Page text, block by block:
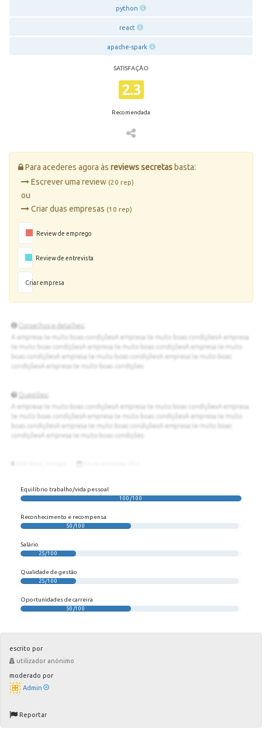
python
react
apache-spark
SATISFAÇÃO
2.3
Recomendada
Para acederes agora às reviews secretas basta:
Escrever uma review (20 rep)
ou
Criar duas empresas (10 rep)
Review de emprego
Review de entrevista
Criar empresa
Equilíbrio trabalho/vida pessoal
100/100
Reconhecimento e recompensa
50/100
Salário
25/100
Qualidade de gestão
25/100
Oportunidades de carreira
50/100
escrito por
utilizador anónimo
moderado por
Admin
Reportar